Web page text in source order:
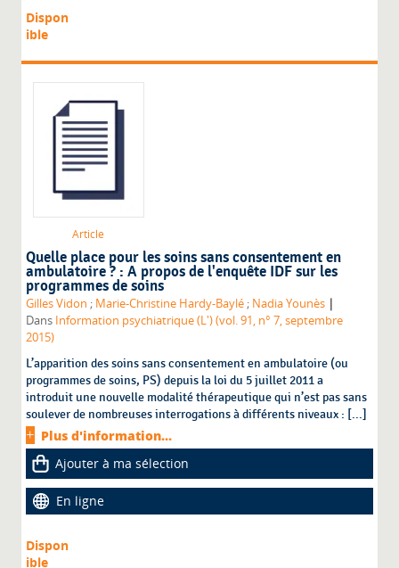
Dispon
ible
Article
Quelle place pour les soins sans consentement en
ambulatoire ? : A propos de l'enquête IDF sur les
programmes de soins
Gilles Vidon ; Marie-Christine Hardy-Baylé ; Nadia Younès |
Dans Information psychiatrique (L') (vol. 91, n° 7, septembre
2015)
L’apparition des soins sans consentement en ambulatoire (ou
programmes de soins, PS) depuis la loi du 5 juillet 2011 a
introduit une nouvelle modalité thérapeutique qui n’est pas sans
soulever de nombreuses interrogations à différents niveaux : [...]
Plus d'information...
Ajouter à ma sélection
En ligne
Dispon
ible